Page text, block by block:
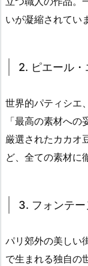
いが凝縮されてい
2. ピエール
世界的パティシエ
「最高の素材への
厳選されたカカオ
ど、全ての素材に
3. フォンテ
パリ郊外の美しい
で生まれる独自の